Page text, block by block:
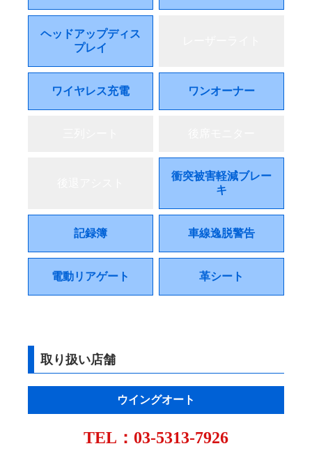
ヘッドアップディス
プレイ
ワイヤレス充電 ワンオーナー
衝突被害軽減ブレー
キ
記録簿 車線逸脱警告
電動リアゲート 革シート
取り扱い店舗
ウイングオート
TEL： 03-5313-7926